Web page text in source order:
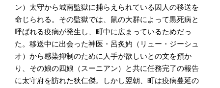
ン）太守から城南監獄に捕らえられている囚人の移送を
命じられる。その監獄では、鼠の大群によって黒死病と
呼ばれる疫病が発生し、町中に広まっているためだっ
た。移送中に出会った神医・呂炙妁（リュー・ジーシュ
オ）から感染抑制のために人手が欲しいとの文を預か
り、その娘の四娘（スーニアン）と共に任務完了の報告
に太守府を訪れた狄仁傑。しかし翌朝、町は疫病蔓延の